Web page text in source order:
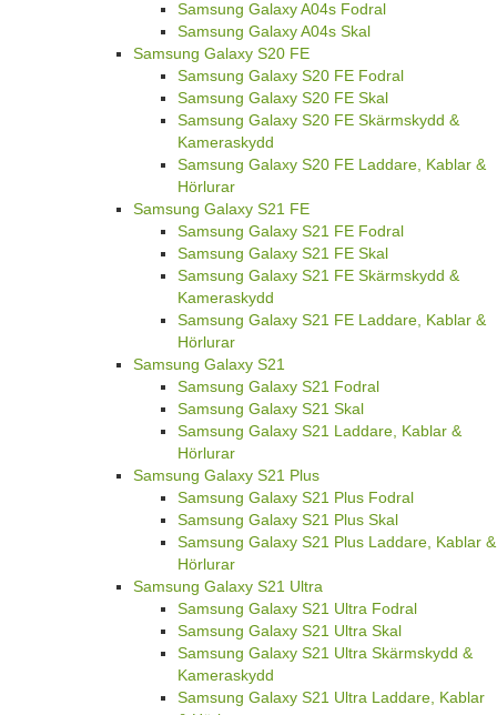
Samsung Galaxy A04s Fodral
Samsung Galaxy A04s Skal
Samsung Galaxy S20 FE
Samsung Galaxy S20 FE Fodral
Samsung Galaxy S20 FE Skal
Samsung Galaxy S20 FE Skärmskydd &
Kameraskydd
Samsung Galaxy S20 FE Laddare, Kablar &
Hörlurar
Samsung Galaxy S21 FE
Samsung Galaxy S21 FE Fodral
Samsung Galaxy S21 FE Skal
Samsung Galaxy S21 FE Skärmskydd &
Kameraskydd
Samsung Galaxy S21 FE Laddare, Kablar &
Hörlurar
Samsung Galaxy S21
Samsung Galaxy S21 Fodral
Samsung Galaxy S21 Skal
Samsung Galaxy S21 Laddare, Kablar &
Hörlurar
Samsung Galaxy S21 Plus
Samsung Galaxy S21 Plus Fodral
Samsung Galaxy S21 Plus Skal
Samsung Galaxy S21 Plus Laddare, Kablar &
Hörlurar
Samsung Galaxy S21 Ultra
Samsung Galaxy S21 Ultra Fodral
Samsung Galaxy S21 Ultra Skal
Samsung Galaxy S21 Ultra Skärmskydd &
Kameraskydd
Samsung Galaxy S21 Ultra Laddare, Kablar